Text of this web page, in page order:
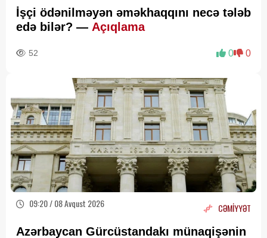
İşçi ödənilməyən əməkhaqqını necə tələb
edə bilər? — Açıqlama
52 0 0
09:20 / 08 Avqust 2026 CƏMİYYƏT
Azərbaycan Gürcüstandakı münaqişənin